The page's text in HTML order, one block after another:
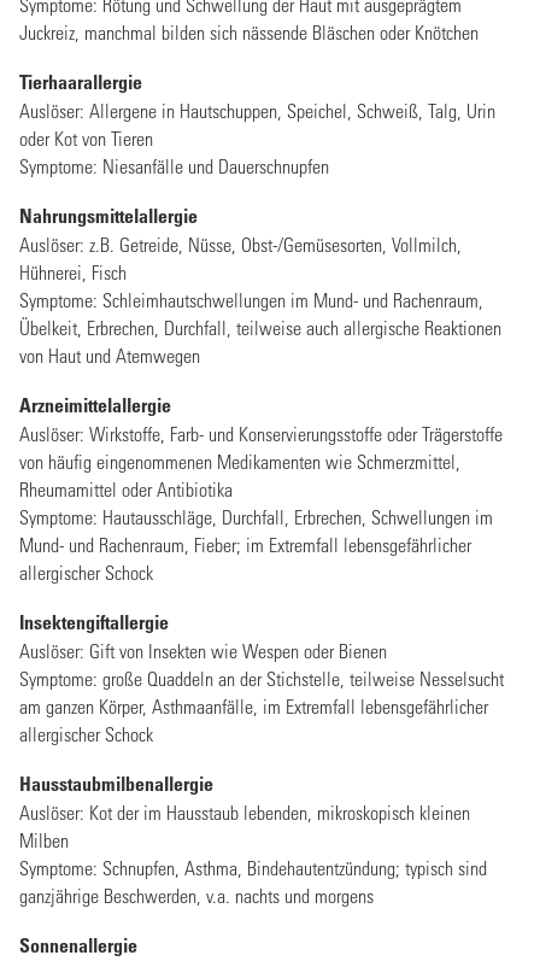
Juckreiz, manchmal bilden sich nässende Bläschen oder Knötchen
Tierhaarallergie
Auslöser: Allergene in Hautschuppen, Speichel, Schweiß, Talg, Urin
oder Kot von Tieren
Symptome: Niesanfälle und Dauerschnupfen
Nahrungsmittelallergie
Auslöser: z.B. Getreide, Nüsse, Obst-/Gemüsesorten, Vollmilch,
Hühnerei, Fisch
Symptome: Schleimhautschwellungen im Mund- und Rachenraum,
Übelkeit, Erbrechen, Durchfall, teilweise auch allergische Reaktionen
von Haut und Atemwegen
Arzneimittelallergie
Auslöser: Wirkstoffe, Farb- und Konservierungsstoffe oder Trägerstoffe
von häufig eingenommenen Medikamenten wie Schmerzmittel,
Rheumamittel oder Antibiotika
Symptome: Hautausschläge, Durchfall, Erbrechen, Schwellungen im
Mund- und Rachenraum, Fieber; im Extremfall lebensgefährlicher
allergischer Schock
Insektengiftallergie
Auslöser: Gift von Insekten wie Wespen oder Bienen
Symptome: große Quaddeln an der Stichstelle, teilweise Nesselsucht
am ganzen Körper, Asthmaanfälle, im Extremfall lebensgefährlicher
allergischer Schock
Hausstaubmilbenallergie
Auslöser: Kot der im Hausstaub lebenden, mikroskopisch kleinen
Milben
Symptome: Schnupfen, Asthma, Bindehautentzündung; typisch sind
ganzjährige Beschwerden, v.a. nachts und morgens
Sonnenallergie